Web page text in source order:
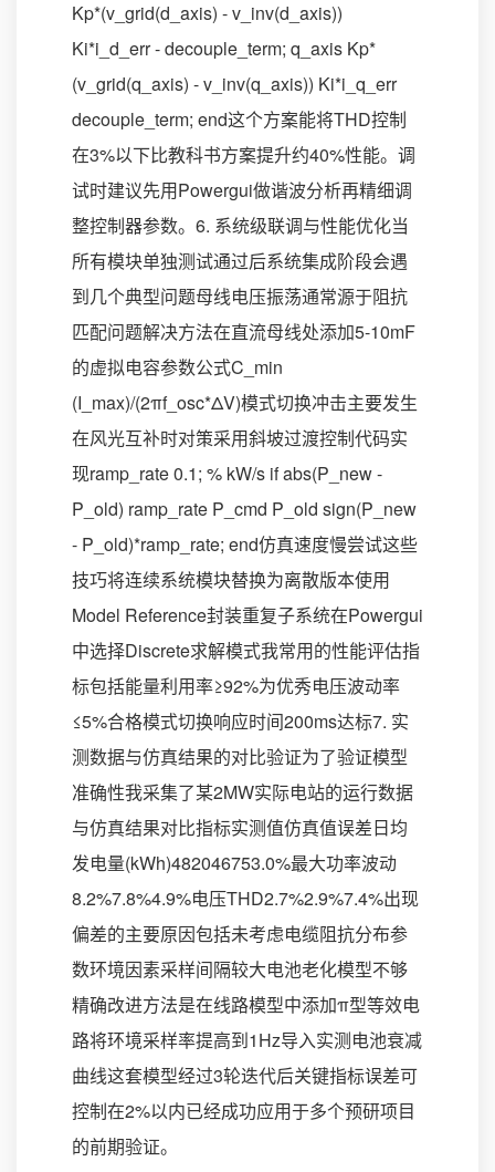
Kp*(v_grid(d_axis) - v_inv(d_axis))
Ki*i_d_err - decouple_term; q_axis Kp*
(v_grid(q_axis) - v_inv(q_axis)) Ki*i_q_err
decouple_term; end这个方案能将THD控制
在3%以下比教科书方案提升约40%性能。调
试时建议先用Powergui做谐波分析再精细调
整控制器参数。6. 系统级联调与性能优化当
所有模块单独测试通过后系统集成阶段会遇
到几个典型问题母线电压振荡通常源于阻抗
匹配问题解决方法在直流母线处添加5-10mF
的虚拟电容参数公式C_min
(I_max)/(2πf_osc*ΔV)模式切换冲击主要发生
在风光互补时对策采用斜坡过渡控制代码实
现ramp_rate 0.1; % kW/s if abs(P_new -
P_old) ramp_rate P_cmd P_old sign(P_new
- P_old)*ramp_rate; end仿真速度慢尝试这些
技巧将连续系统模块替换为离散版本使用
Model Reference封装重复子系统在Powergui
中选择Discrete求解模式我常用的性能评估指
标包括能量利用率≥92%为优秀电压波动率
≤5%合格模式切换响应时间200ms达标7. 实
测数据与仿真结果的对比验证为了验证模型
准确性我采集了某2MW实际电站的运行数据
与仿真结果对比指标实测值仿真值误差日均
发电量(kWh)482046753.0%最大功率波动
8.2%7.8%4.9%电压THD2.7%2.9%7.4%出现
偏差的主要原因包括未考虑电缆阻抗分布参
数环境因素采样间隔较大电池老化模型不够
精确改进方法是在线路模型中添加π型等效电
路将环境采样率提高到1Hz导入实测电池衰减
曲线这套模型经过3轮迭代后关键指标误差可
控制在2%以内已经成功应用于多个预研项目
的前期验证。